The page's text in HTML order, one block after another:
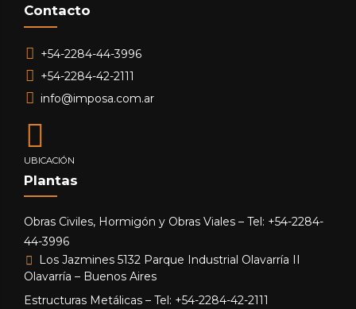
Contacto
+54-2284-44-3996
+54-2284-42-2111
info@imposa.com.ar
UBICACIÓN
Plantas
Obras Civiles, Hormigón y Obras Viales – Tel: +54-2284-
44-3996
Los Jazmines 5132 Parque Industrial Olavarría II
Olavarría – Buenos Aires
Estructuras Metálicas – Tel: +54-2284-42-2111